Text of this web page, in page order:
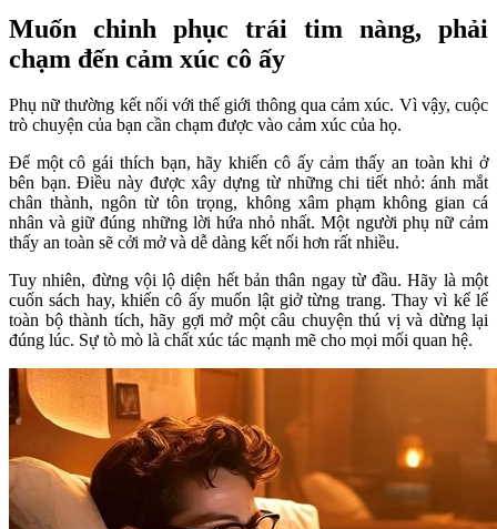
Muốn chinh phục trái tim nàng, phải
chạm đến cảm xúc cô ấy
Phụ nữ thường kết nối với thế giới thông qua cảm xúc. Vì vậy, cuộc
trò chuyện của bạn cần chạm được vào cảm xúc của họ.
Để một cô gái thích bạn, hãy khiến cô ấy cảm thấy an toàn khi ở
bên bạn. Điều này được xây dựng từ những chi tiết nhỏ: ánh mắt
chân thành, ngôn từ tôn trọng, không xâm phạm không gian cá
nhân và giữ đúng những lời hứa nhỏ nhất. Một người phụ nữ cảm
thấy an toàn sẽ cởi mở và dễ dàng kết nối hơn rất nhiều.
Tuy nhiên, đừng vội lộ diện hết bản thân ngay từ đầu. Hãy là một
cuốn sách hay, khiến cô ấy muốn lật giở từng trang. Thay vì kể lể
toàn bộ thành tích, hãy gợi mở một câu chuyện thú vị và dừng lại
đúng lúc. Sự tò mò là chất xúc tác mạnh mẽ cho mọi mối quan hệ.